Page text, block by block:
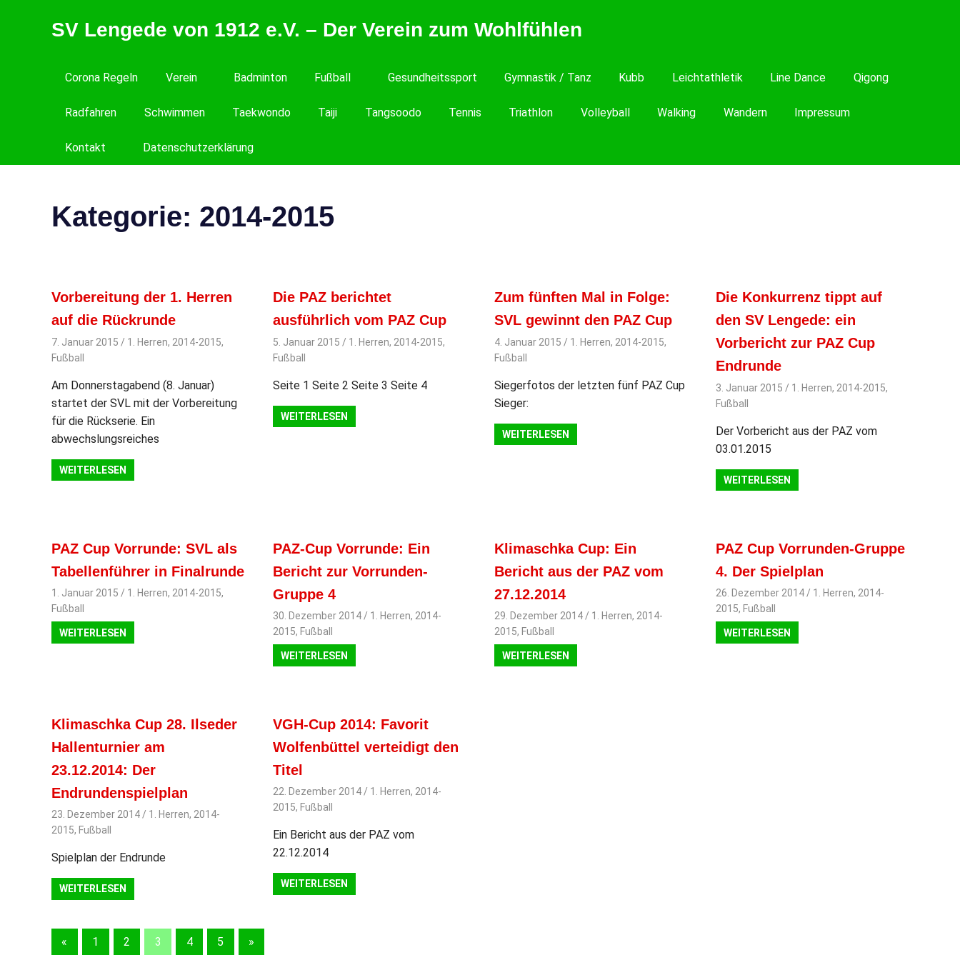
SV Lengede von 1912 e.V. – Der Verein zum Wohlfühlen
Verein
Corona Regeln Verein Badminton Fußball Gesundheitssport Gymnastik / Tanz Kubb Leichtathletik Line Dance Qigong
Radfahren Schwimmen Taekwondo Taiji Tangsoodo Tennis Triathlon Volleyball Walking Wandern Impressum
Kontakt Datenschutzerklärung
Kategorie: 2014-2015
Vorbereitung der 1. Herren
auf die Rückrunde
7. Januar 2015 svladmin
1. Herren, 2014-2015,
Fußball
Am Donnerstagabend (8. Januar)
startet der SVL mit der Vorbereitung
für die Rückserie. Ein
abwechslungsreiches
WEITERLESEN
Die PAZ berichtet
ausführlich vom PAZ Cup
5. Januar 2015 svladmin
1. Herren, 2014-2015,
Fußball
Seite 1 Seite 2 Seite 3 Seite 4
WEITERLESEN
Zum fünften Mal in Folge:
SVL gewinnt den PAZ Cup
4. Januar 2015 svladmin
1. Herren, 2014-2015,
Fußball
Siegerfotos der letzten fünf PAZ Cup
Sieger:
WEITERLESEN
Die Konkurrenz tippt auf
den SV Lengede: ein
Vorbericht zur PAZ Cup
Endrunde
3. Januar 2015 svladmin
1. Herren, 2014-2015,
Fußball
Der Vorbericht aus der PAZ vom
03.01.2015
WEITERLESEN
PAZ Cup Vorrunde: SVL als
Tabellenführer in Finalrunde
1. Januar 2015 svladmin
1. Herren, 2014-2015,
Fußball
WEITERLESEN
PAZ-Cup Vorrunde: Ein
Bericht zur Vorrunden-
Gruppe 4
30. Dezember 2014 svladmin
1. Herren, 2014-
2015, Fußball
WEITERLESEN
Klimaschka Cup: Ein
Bericht aus der PAZ vom
27.12.2014
29. Dezember 2014 svladmin
1. Herren, 2014-
2015, Fußball
WEITERLESEN
PAZ Cup Vorrunden-Gruppe
4. Der Spielplan
26. Dezember 2014 svladmin
1. Herren, 2014-
2015, Fußball
WEITERLESEN
Klimaschka Cup 28. Ilseder
Hallenturnier am
23.12.2014: Der
Endrundenspielplan
23. Dezember 2014 svladmin
1. Herren, 2014-
2015, Fußball
Spielplan der Endrunde
WEITERLESEN
VGH-Cup 2014: Favorit
Wolfenbüttel verteidigt den
Titel
22. Dezember 2014 svladmin
1. Herren, 2014-
2015, Fußball
Ein Bericht aus der PAZ vom
22.12.2014
WEITERLESEN
« Vorherige
1 2 3 4 5
Nächste
»